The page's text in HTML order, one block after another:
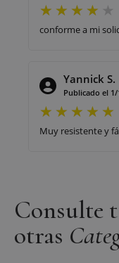
conforme a mi
Yannick S.
Publicado el 1/
Muy resistente y
Consulte
otras